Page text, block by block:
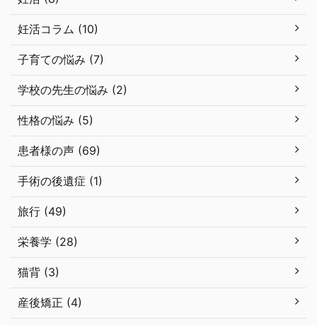
妊活コラム (10)
子育ての悩み (7)
学校の先生の悩み (2)
性格の悩み (5)
患者様の声 (69)
手術の後遺症 (1)
旅行 (49)
栄養学 (28)
猫背 (3)
産後矯正 (4)